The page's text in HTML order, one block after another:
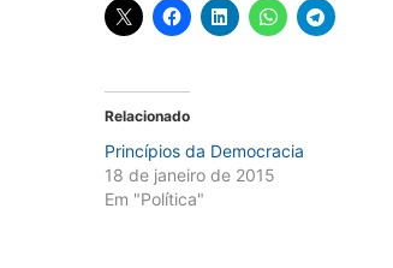
Relacionado
Princípios da Democracia
18 de janeiro de 2015
Em "Política"